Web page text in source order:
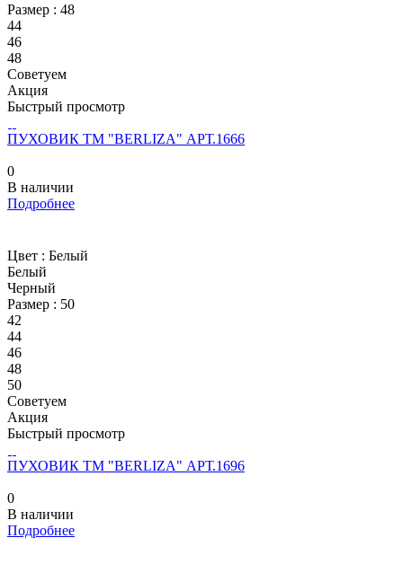
Размер : 48
44
46
48
Советуем
Акция
Быстрый просмотр
ПУХОВИК ТМ "BERLIZA" АРТ.1666
0
В наличии
Подробнее
Цвет : Белый
Белый
Черный
Размер : 50
42
44
46
48
50
Советуем
Акция
Быстрый просмотр
ПУХОВИК ТМ "BERLIZA" АРТ.1696
0
В наличии
Подробнее